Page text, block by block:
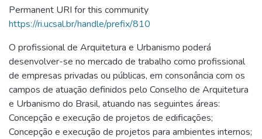
Permanent URI for this community
https://ri.ucsal.br/handle/prefix/810
O profissional de Arquitetura e Urbanismo poderá
desenvolver-se no mercado de trabalho como profissional
de empresas privadas ou públicas, em consonância com os
campos de atuação definidos pelo Conselho de Arquitetura
e Urbanismo do Brasil, atuando nas seguintes áreas:
Concepção e execução de projetos de edificações;
Concepção e execução de projetos para ambientes internos;